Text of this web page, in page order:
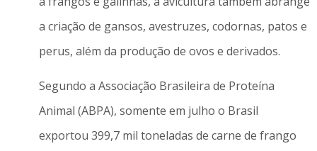
a criação de gansos, avestruzes, codornas, patos e
perus, além da produção de ovos e derivados.
Segundo a Associação Brasileira de Proteína
Animal (ABPA), somente em julho o Brasil
exportou 399,7 mil toneladas de carne de frango